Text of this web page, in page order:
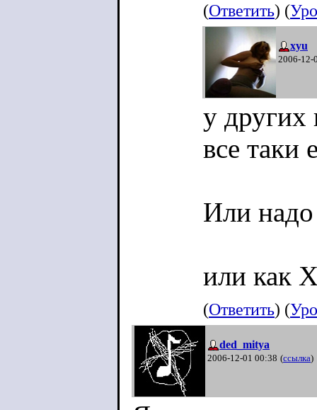
(Ответить) (
xyu
2006-12-
у других
все таки
Или надо
или как
(Ответить) (
ded_mitya
2006-12-01 00:38 (ссылка)